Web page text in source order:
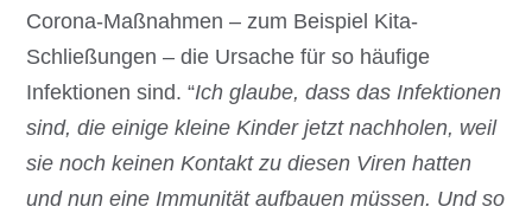
Corona-Maßnahmen – zum Beispiel Kita-
Schließungen – die Ursache für so häufige
Infektionen sind. “Ich glaube, dass das Infektionen
sind, die einige kleine Kinder jetzt nachholen, weil
sie noch keinen Kontakt zu diesen Viren hatten
und nun eine Immunität aufbauen müssen. Und so